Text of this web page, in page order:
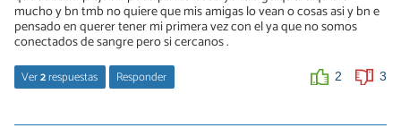
mucho y bn tmb no quiere que mis amigas lo vean o cosas asi y bn e
pensado en querer tener mi primera vez con el ya que no somos
conectados de sangre pero si cercanos .
Ver2respuestas Responder 2 3